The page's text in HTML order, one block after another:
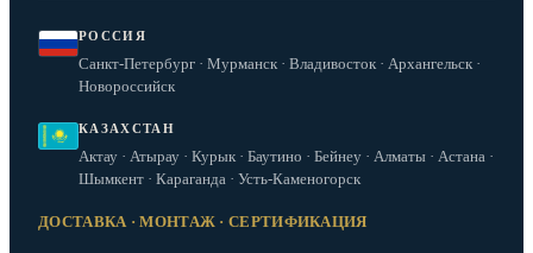
РОССИЯ
Санкт-Петербург · Мурманск · Владивосток · Архангельск ·
Новороссийск
КАЗАХСТАН
Актау · Атырау · Курык · Баутино · Бейнеу · Алматы · Астана ·
Шымкент · Караганда · Усть-Каменогорск
ДОСТАВКА · МОНТАЖ · СЕРТИФИКАЦИЯ